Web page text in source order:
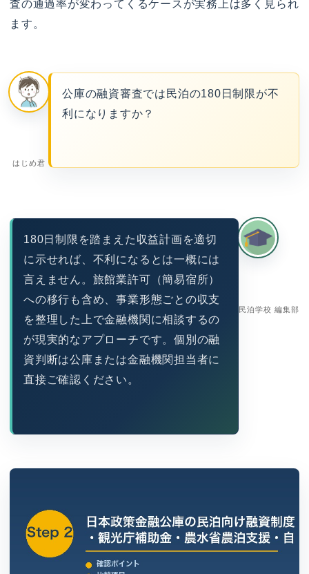
査の通過率が変わってくるケースが実務上は多く見られ
ます。
はじめ君
公庫の融資審査では民泊の180日制限が不
利になりますか？
民泊学校 編集部
180日制限を踏まえた収益計画を適切
に示せれば、不利になるとは一概には
言えません。旅館業許可（簡易宿所）
への移行も含め、事業形態ごとの収支
を整理した上で金融機関に相談するの
が現実的なアプローチです。個別の融
資判断は公庫または金融機関担当者に
直接ご確認ください。